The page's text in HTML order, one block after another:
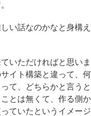
い話なのかなと身構え
いただければと思いま
イト構築と違って、何
て、どちらかと言うと
とは無くて、作る側か
ていたというイメージ